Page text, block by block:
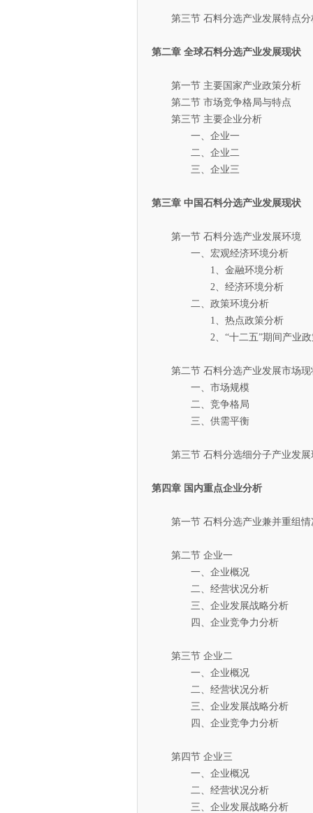
第三节 石料分选产业发展特点分
第二章 全球石料分选产业发展现状
第一节 主要国家产业政策分析
第二节 市场竞争格局与特点
第三节 主要企业分析
一、企业一
二、企业二
三、企业三
第三章 中国石料分选产业发展现状
第一节 石料分选产业发展环境
一、宏观经济环境分析
1、金融环境分析
2、经济环境分析
二、政策环境分析
1、热点政策分析
2、“十二五”期间产业政策
第二节 石料分选产业发展市场现
一、市场规模
二、竞争格局
三、供需平衡
第三节 石料分选细分子产业发展
第四章 国内重点企业分析
第一节 石料分选产业兼并重组情
第二节 企业一
一、企业概况
二、经营状况分析
三、企业发展战略分析
四、企业竞争力分析
第三节 企业二
一、企业概况
二、经营状况分析
三、企业发展战略分析
四、企业竞争力分析
第四节 企业三
一、企业概况
二、经营状况分析
三、企业发展战略分析